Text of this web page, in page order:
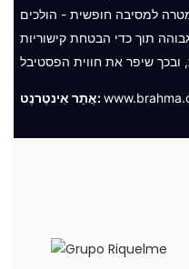
למסיבה חופשית - הולכים
תוך כדי הבטחת קישוריות
אֲתַר אִינטֶרנֶט: